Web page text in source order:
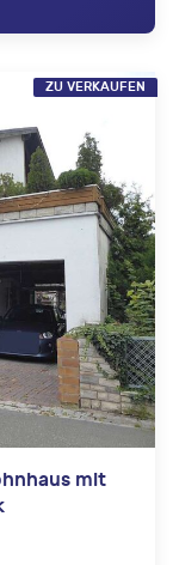
mit
ZU VERKAUFEN